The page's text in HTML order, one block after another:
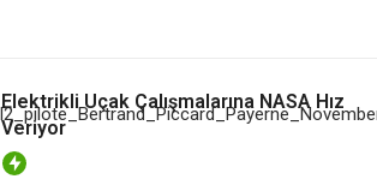
Elektrikli Uçak Çalışmalarına NASA Hız
Veriyor